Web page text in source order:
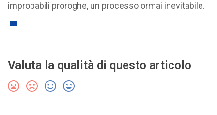
improbabili proroghe, un processo ormai inevitabile.
Valuta la qualità di questo articolo